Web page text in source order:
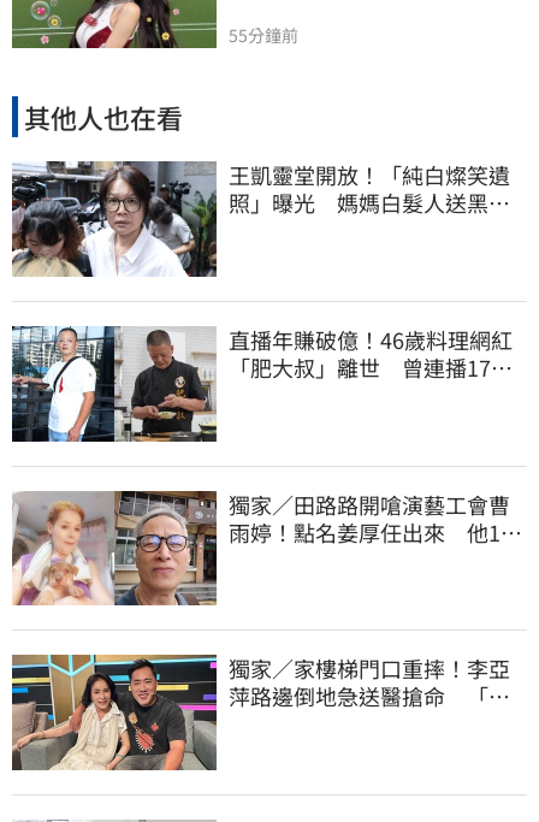
55分鐘前
其他人也在看
王凱靈堂開放！「純白燦笑遺
照」曝光 媽媽白髮人送黑髮
直播年賺破億！46歲料理網紅
「肥大叔」離世 曾連播17小
獨家／田路路開嗆演藝工會曹
雨婷！點名姜厚任出來 他16
獨家／家樓梯門口重摔！李亞
萍路邊倒地急送醫搶命 「最